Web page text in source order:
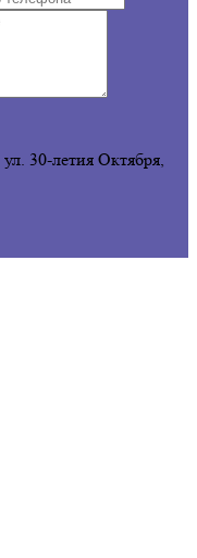
ул. 30-летия Октября,